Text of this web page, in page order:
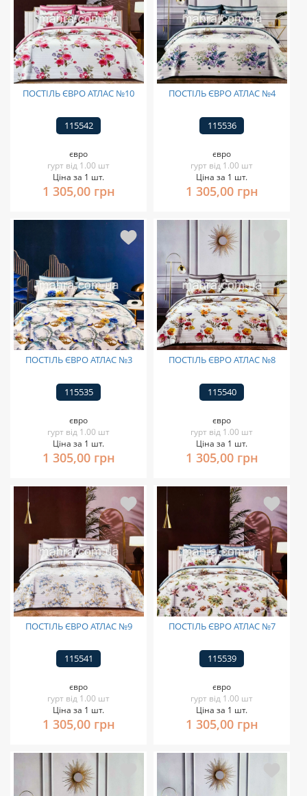
ПОСТІЛЬ ЄВРО АТЛАС №10
115542
євро
гурт від 1.00 шт
Ціна за 1 шт.
1 305,00 грн
ПОСТІЛЬ ЄВРО АТЛАС №4
115536
євро
гурт від 1.00 шт
Ціна за 1 шт.
1 305,00 грн
ПОСТІЛЬ ЄВРО АТЛАС №3
115535
євро
гурт від 1.00 шт
Ціна за 1 шт.
1 305,00 грн
ПОСТІЛЬ ЄВРО АТЛАС №8
115540
євро
гурт від 1.00 шт
Ціна за 1 шт.
1 305,00 грн
ПОСТІЛЬ ЄВРО АТЛАС №9
115541
євро
гурт від 1.00 шт
Ціна за 1 шт.
1 305,00 грн
ПОСТІЛЬ ЄВРО АТЛАС №7
115539
євро
гурт від 1.00 шт
Ціна за 1 шт.
1 305,00 грн